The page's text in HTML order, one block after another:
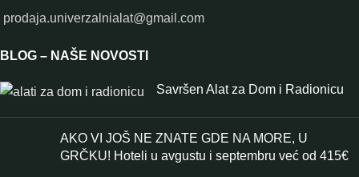
prodaja.univerzalnialat@gmail.com
BLOG – NAŠE NOVOSTI
Savršen Alat za Dom i Radionicu
AKO VI JOŠ NE ZNATE GDE NA MORE, U
GRČKU! Hoteli u avgustu i septembru već od 415€